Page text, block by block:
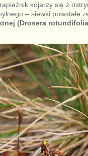
kojarzy się z
– siewki powstałe
(Drosera